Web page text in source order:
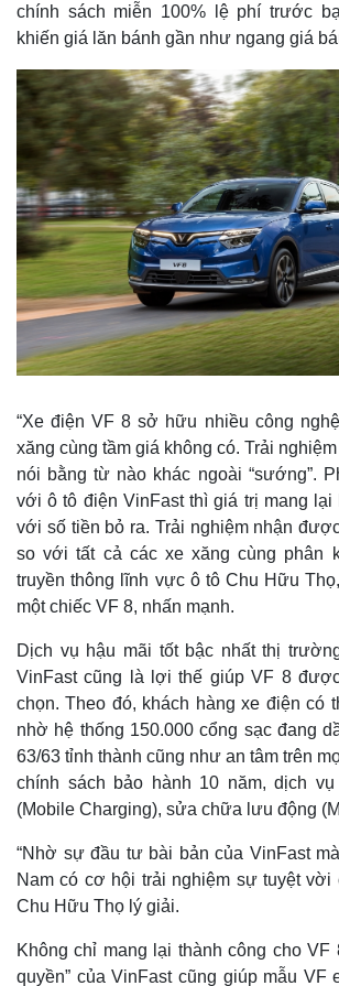
Kinh tế
Bất động sản
Khởi nghiệp
Thị
Giá vàng
Tiêu dùng
Tỷ giá
Chứng
Giá cà
chính sách miễn 100% lệ phí trước
khiến giá lăn bánh gần như ngang giá
“Xe điện VF 8 sở hữu nhiều công
xăng cùng tầm giá không có. Trải
nói bằng từ nào khác ngoài “sướng”.
với ô tô điện VinFast thì giá trị mang
với số tiền bỏ ra. Trải nghiệm nhận
so với tất cả các xe xăng cùng phân
truyền thông lĩnh vực ô tô Chu Hữu
một chiếc VF 8, nhấn mạnh.
Dịch vụ hậu mãi tốt bậc nhất thị
VinFast cũng là lợi thế giúp VF 8
chọn. Theo đó, khách hàng xe điện có
nhờ hệ thống 150.000 cổng sạc đang
63/63 tỉnh thành cũng như an tâm trên
chính sách bảo hành 10 năm, dịch
(Mobile Charging), sửa chữa lưu động
“Nhờ sự đầu tư bài bản của VinFast
Nam có cơ hội trải nghiệm sự tuyệt vời
Chu Hữu Thọ lý giải.
Không chỉ mang lại thành công cho VF
quyền” của VinFast cũng giúp mẫu VF